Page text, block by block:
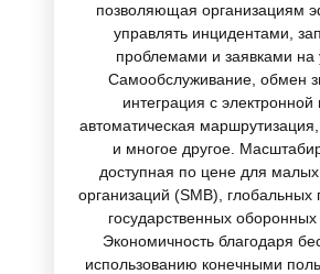
позволяющая организациям
управлять инцидентами,
проблемами и заявками на
Самообслуживание, обмен
интеграция с электронной
автоматическая
и многое другое.
доступная по цене для
организаций (SMB), глобальных
государственных оборонных
Экономичность благодаря
использованию конечными